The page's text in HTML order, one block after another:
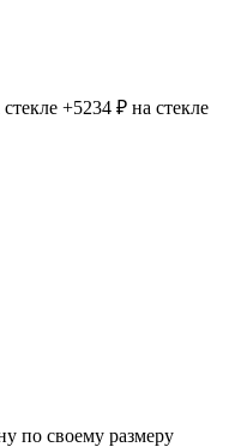
на стекле
по своему размеру